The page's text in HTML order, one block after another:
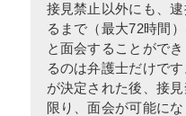
接見禁止以外にも、
るまで（最大72時間
と面会することがで
るのは弁護士だけで
が決定された後、接
限り、面会が可能にな